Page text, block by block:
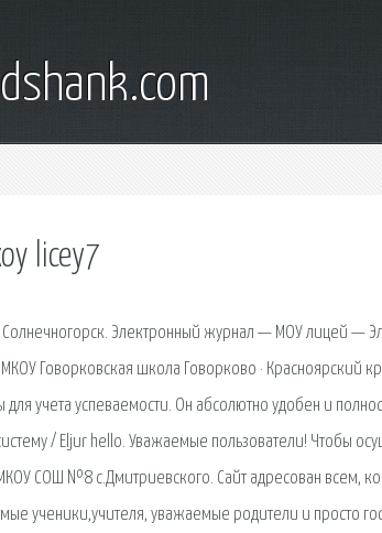
licey7
Электронный журнал — МОУ лицей —
Говорковская школа Говорково · Красноярский
учета успеваемости. Он абсолютно удобен и
/ Eljur hello. Уважаемые пользователи! Чтобы
СОШ №8 с.Дмитриевского. Сайт адресован всем,
ученики,учителя, уважаемые родители и просто